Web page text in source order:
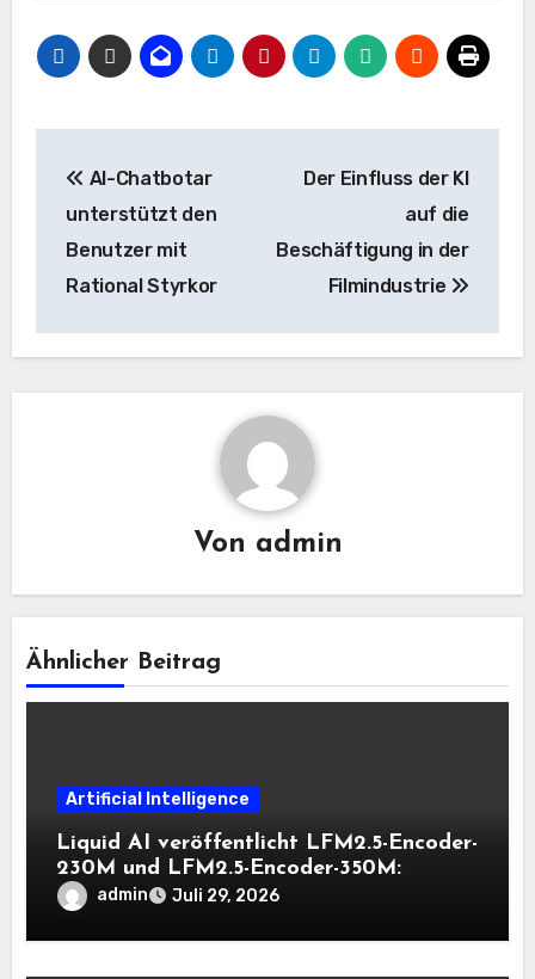
Navigation
AI-Chatbotar
unterstützt den
Benutzer mit
Rational Styrkor
Der Einfluss der KI
auf die
Beschäftigung in der
Filmindustrie
Von admin
Ähnlicher Beitrag
Artificial Intelligence
Liquid AI veröffentlicht LFM2.5-Encoder-
230M und LFM2.5-Encoder-350M:
Bidirektionale Encoder, die bei 8K-
Kontext auf der CPU schnell bleiben
admin Juli 29, 2026